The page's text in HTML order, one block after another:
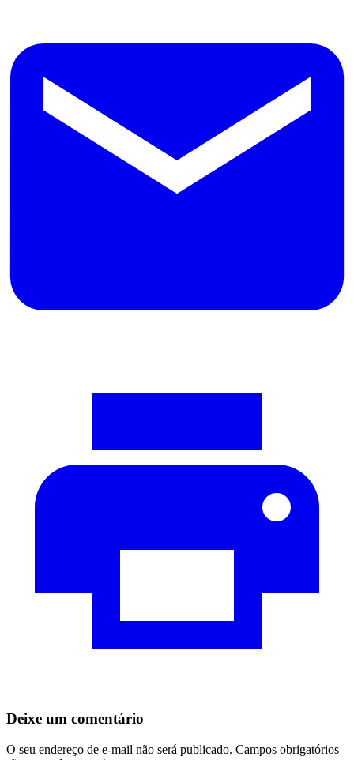
Deixe um comentário
O seu endereço de e-mail não será publicado. Campos obrigatórios